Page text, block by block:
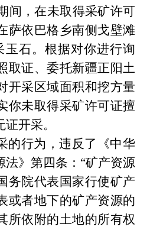
间，在未取得采矿许可
萨依巴格乡南侧戈壁滩
玉石。根据对你进行询
取证、委托新疆正阳土
开采区域面积和挖方量
你未取得采矿许可证擅
开采。
的行为，违反了《中华
》第四条： “矿产资源
务院代表国家行使矿产
或者地下的矿产资源的
所依附的土地的所有权